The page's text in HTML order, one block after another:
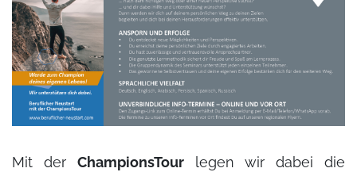
Mit derChampionsTour legen wir dabei die